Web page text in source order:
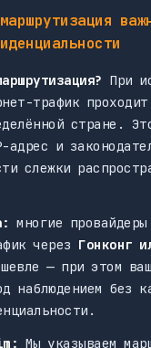
При
трафик
стране.
и
слежки
многие провайдеры
через Гонконг
— при этом
наблюдением без
Мы указываем